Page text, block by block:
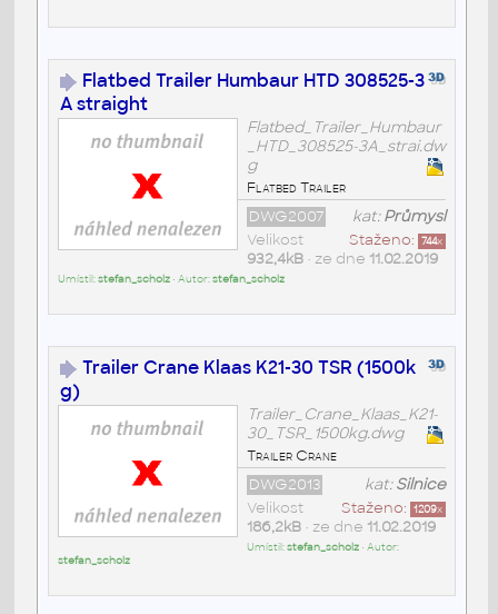
Flatbed Trailer Humbaur HTD 308525-3
A straight
Flatbed_Trailer_Humbaur
_HTD_308525-3A_strai.dw
g
Flatbed Trailer
kat:Průmysl
DWG2007
Staženo: 744x
Velikost
932,4kB• ze dne 11.02.2019
Umístil:stefan_scholz• Autor:stefan_scholz
Trailer Crane Klaas K21-30 TSR (1500k
g)
Trailer_Crane_Klaas_K21-
30_TSR_1500kg.dwg
Trailer Crane
kat:Silnice
DWG2013
Staženo: 1209x
Velikost
186,2kB• ze dne 11.02.2019
Umístil:stefan_scholz• Autor:
stefan_scholz